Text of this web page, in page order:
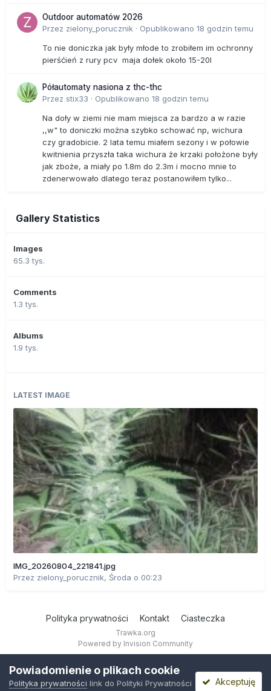
Outdoor automatów 2026
Przez zielony_porucznik · Opublikowano 18 godzin temu
To nie doniczka jak były młode to zrobiłem im ochronny
pierśćień z rury pcv maja dołek około 15-20l
Półautomaty nasiona z thc-thc
Przez stix33 · Opublikowano 18 godzin temu
Na doły w ziemi nie mam miejsca za bardzo a w razie
,,w" to doniczki można szybko schować np, wichura
czy gradobicie. 2 lata temu miałem sezony i w połowie
kwitnienia przyszła taka wichura że krzaki położone były
jak zboże, a miały po 1.8m do 2.3m i mocno mnie to
zdenerwowało dlatego teraz postanowiłem tylko...
Gallery Statistics
Images
65.3 tys.
Comments
1.3 tys.
Albums
1.9 tys.
LATEST IMAGE
IMG_20260804_221841.jpg
Przez zielony_porucznik, Środa o 00:23
Polityka prywatności Kontakt Ciasteczka
Trawka.org
Powered by Invision Community
Powiadomienie o plikach cookie
Polityka prywatności link do Polityki Prywatności
Akceptuję